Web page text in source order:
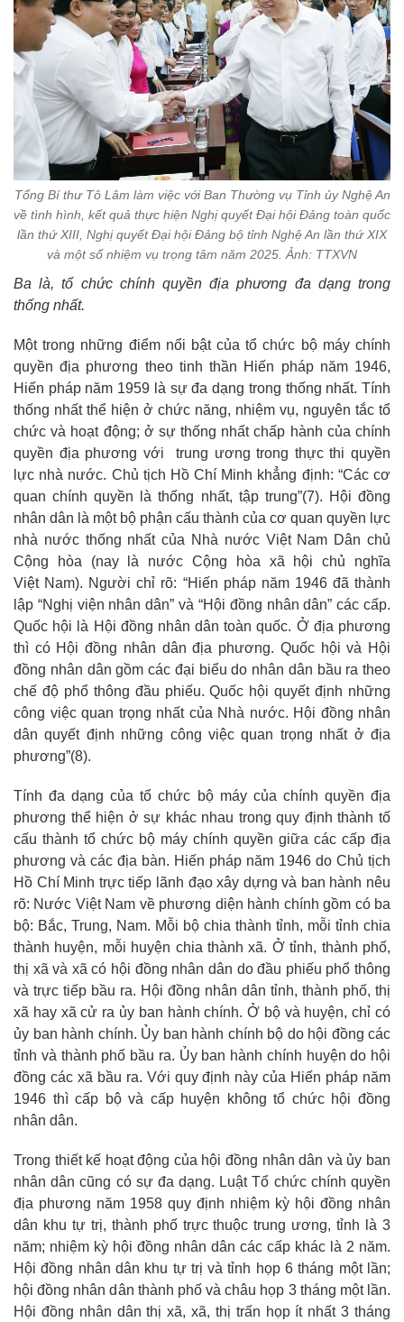
Tổng Bí thư Tô Lâm làm việc với Ban Thường vụ Tỉnh ủy Nghệ An
về tình hình, kết quả thực hiện Nghị quyết Đại hội Đảng toàn quốc
lần thứ XIII, Nghị quyết Đại hội Đảng bộ tỉnh Nghệ An lần thứ XIX
và một số nhiệm vụ trọng tâm năm 2025. Ảnh: TTXVN
Ba là, tổ chức chính quyền địa phương đa dạng trong
thống nhất.
Một trong những điểm nổi bật của tổ chức bộ máy chính
quyền địa phương theo tinh thần Hiến pháp năm 1946,
Hiến pháp năm 1959 là sự đa dạng trong thống nhất. Tính
thống nhất thể hiện ở chức năng, nhiệm vụ, nguyên tắc tổ
chức và hoạt động; ở sự thống nhất chấp hành của chính
quyền địa phương với trung ương trong thực thi quyền
lực nhà nước. Chủ tịch Hồ Chí Minh khẳng định: “Các cơ
quan chính quyền là thống nhất, tập trung”(7). Hội đồng
nhân dân là một bộ phận cấu thành của cơ quan quyền lực
nhà nước thống nhất của Nhà nước Việt Nam Dân chủ
Cộng hòa (nay là nước Cộng hòa xã hội chủ nghĩa
Việt Nam). Người chỉ rõ: “Hiến pháp năm 1946 đã thành
lập “Nghị viện nhân dân” và “Hội đồng nhân dân” các cấp.
Quốc hội là Hội đồng nhân dân toàn quốc. Ở địa phương
thì có Hội đồng nhân dân địa phương. Quốc hội và Hội
đồng nhân dân gồm các đại biểu do nhân dân bầu ra theo
chế độ phổ thông đầu phiếu. Quốc hội quyết định những
công việc quan trọng nhất của Nhà nước. Hội đồng nhân
dân quyết định những công việc quan trọng nhất ở địa
phương”(8).
Tính đa dạng của tổ chức bộ máy của chính quyền địa
phương thể hiện ở sự khác nhau trong quy định thành tố
cấu thành tổ chức bộ máy chính quyền giữa các cấp địa
phương và các địa bàn. Hiến pháp năm 1946 do Chủ tịch
Hồ Chí Minh trực tiếp lãnh đạo xây dựng và ban hành nêu
rõ: Nước Việt Nam về phương diện hành chính gồm có ba
bộ: Bắc, Trung, Nam. Mỗi bộ chia thành tỉnh, mỗi tỉnh chia
thành huyện, mỗi huyện chia thành xã. Ở tỉnh, thành phố,
thị xã và xã có hội đồng nhân dân do đầu phiếu phổ thông
và trực tiếp bầu ra. Hội đồng nhân dân tỉnh, thành phố, thị
xã hay xã cử ra ủy ban hành chính. Ở bộ và huyện, chỉ có
ủy ban hành chính. Ủy ban hành chính bộ do hội đồng các
tỉnh và thành phố bầu ra. Ủy ban hành chính huyện do hội
đồng các xã bầu ra. Với quy định này của Hiến pháp năm
1946 thì cấp bộ và cấp huyện không tổ chức hội đồng
nhân dân.
Trong thiết kế hoạt động của hội đồng nhân dân và ủy ban
nhân dân cũng có sự đa dạng. Luật Tổ chức chính quyền
địa phương năm 1958 quy định nhiệm kỳ hội đồng nhân
dân khu tự trị, thành phố trực thuộc trung ương, tỉnh là 3
năm; nhiệm kỳ hội đồng nhân dân các cấp khác là 2 năm.
Hội đồng nhân dân khu tự trị và tỉnh họp 6 tháng một lần;
hội đồng nhân dân thành phố và châu họp 3 tháng một lần.
Hội đồng nhân dân thị xã, xã, thị trấn họp ít nhất 3 tháng